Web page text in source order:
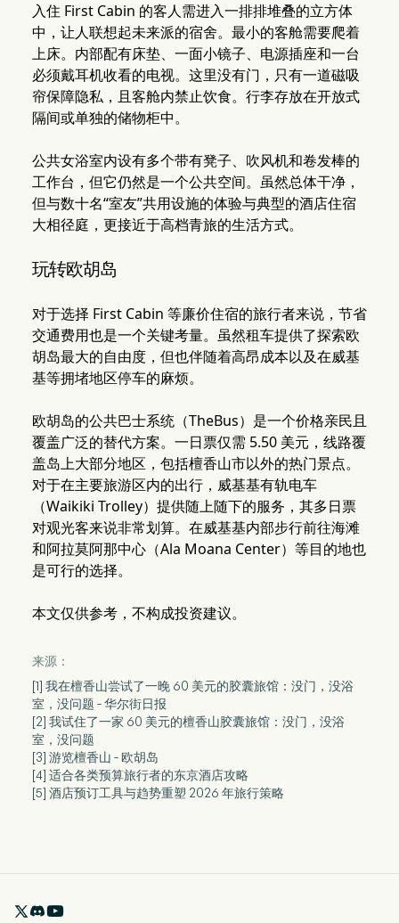
入住 First Cabin 的客人需进入一排排堆叠的立方体
中，让人联想起未来派的宿舍。最小的客舱需要爬着
上床。内部配有床垫、一面小镜子、电源插座和一台
必须戴耳机收看的电视。这里没有门，只有一道磁吸
帘保障隐私，且客舱内禁止饮食。行李存放在开放式
隔间或单独的储物柜中。
公共女浴室内设有多个带有凳子、吹风机和卷发棒的
工作台，但它仍然是一个公共空间。虽然总体干净，
但与数十名“室友”共用设施的体验与典型的酒店住宿
大相径庭，更接近于高档青旅的生活方式。
玩转欧胡岛
对于选择 First Cabin 等廉价住宿的旅行者来说，节省
交通费用也是一个关键考量。虽然租车提供了探索欧
胡岛最大的自由度，但也伴随着高昂成本以及在威基
基等拥堵地区停车的麻烦。
欧胡岛的公共巴士系统（TheBus）是一个价格亲民且
覆盖广泛的替代方案。一日票仅需 5.50 美元，线路覆
盖岛上大部分地区，包括檀香山市以外的热门景点。
对于在主要旅游区内的出行，威基基有轨电车
（Waikiki Trolley）提供随上随下的服务，其多日票
对观光客来说非常划算。在威基基内部步行前往海滩
和阿拉莫阿那中心（Ala Moana Center）等目的地也
是可行的选择。
本文仅供参考，不构成投资建议。
来源：
[1] 我在檀香山尝试了一晚 60 美元的胶囊旅馆：没门，没浴
室，没问题 - 华尔街日报
[2] 我试住了一家 60 美元的檀香山胶囊旅馆：没门，没浴
室，没问题
[3] 游览檀香山 - 欧胡岛
[4] 适合各类预算旅行者的东京酒店攻略
[5] 酒店预订工具与趋势重塑 2026 年旅行策略
